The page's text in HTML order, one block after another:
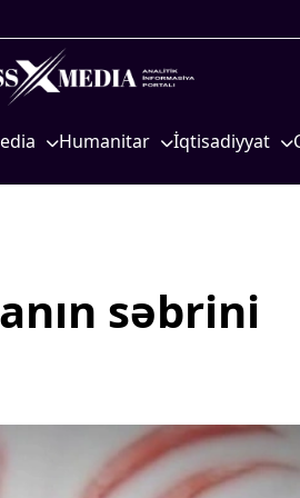
Humanitar
Mədəniyyətimizin Zəfəri
Ailə və uşaq
Turizm
İqtisadiyyat
Kənd təsərrüfatı
nəqliyyat
COP29
səbrini